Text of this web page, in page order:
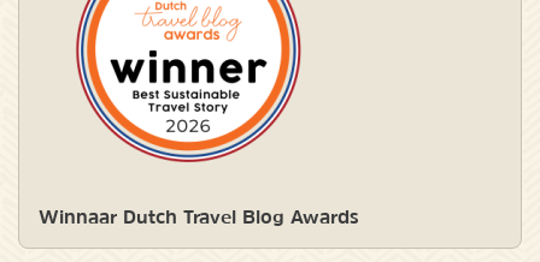
Winnaar Dutch Travel Blog Awards